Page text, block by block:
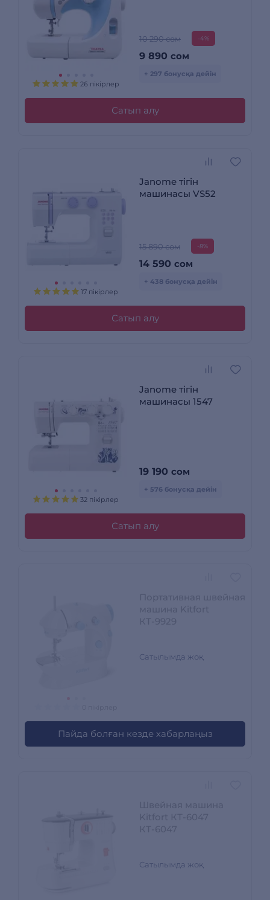
26 пікірлер
10 290 сом -4%
9 890 сом
+ 297 бонусқа дейін
Сатып алу
17 пікірлер
Janome тігін
машинасы VS52
15 890 сом -8%
14 590 сом
+ 438 бонусқа дейін
Сатып алу
32 пікірлер
Janome тігін
машинасы 1547
19 190 сом
+ 576 бонусқа дейін
Сатып алу
Сатылымда жоқ
Пайда болған кезде хабарлаңыз
Сатылымда жоқ